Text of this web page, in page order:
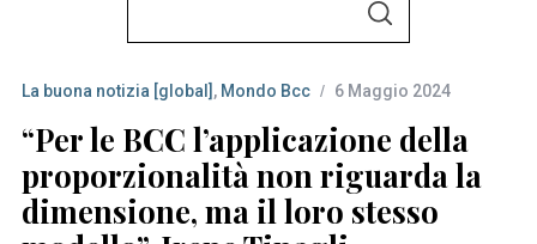
r
c
h
f
o
S
C
H
La buona notizia [global] , Mondo Bcc 6 Maggio 2024
“Per le BCC l’applicazione della
proporzionalità non riguarda la
dimensione, ma il loro stesso